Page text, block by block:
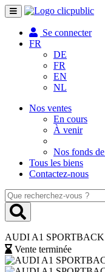
Toggle
navigation
Se connecter
FR
DE
FR
EN
NL
Nos ventes
En cours
À venir
Nos fonds
Tous les biens
Contactez-nous
Que
recherchez-
vous
AUDI A1 SPORTBACK
Vente terminée